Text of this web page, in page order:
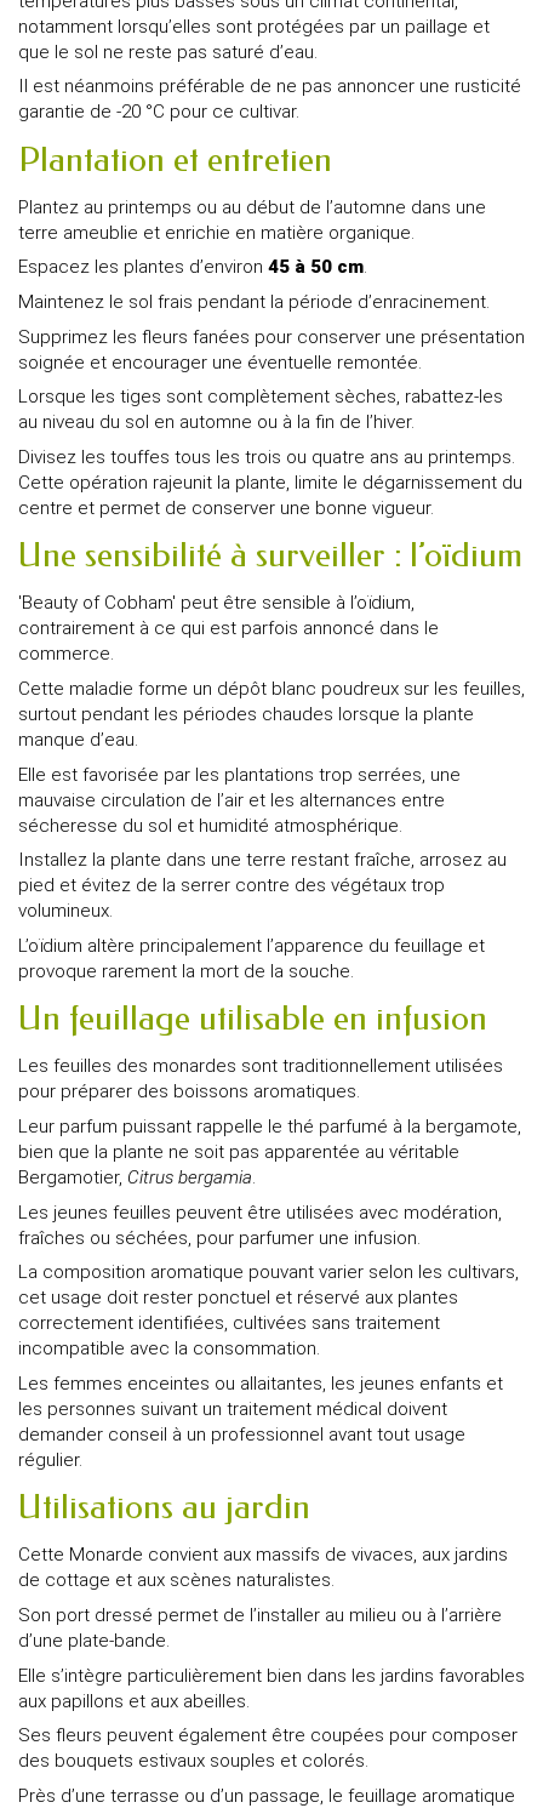
notamment lorsqu’elles sont protégées par un paillage et
que le sol ne reste pas saturé d’eau.
Il est néanmoins préférable de ne pas annoncer une rusticité
garantie de -20 °C pour ce cultivar.
Plantation et entretien
Plantez au printemps ou au début de l’automne dans une
terre ameublie et enrichie en matière organique.
Espacez les plantes d’environ 45 à 50 cm.
Maintenez le sol frais pendant la période d’enracinement.
Supprimez les fleurs fanées pour conserver une présentation
soignée et encourager une éventuelle remontée.
Lorsque les tiges sont complètement sèches, rabattez-les
au niveau du sol en automne ou à la fin de l’hiver.
Divisez les touffes tous les trois ou quatre ans au printemps.
Cette opération rajeunit la plante, limite le dégarnissement du
centre et permet de conserver une bonne vigueur.
Une sensibilité à surveiller : l’oïdium
'Beauty of Cobham' peut être sensible à l’oïdium,
contrairement à ce qui est parfois annoncé dans le
commerce.
Cette maladie forme un dépôt blanc poudreux sur les feuilles,
surtout pendant les périodes chaudes lorsque la plante
manque d’eau.
Elle est favorisée par les plantations trop serrées, une
mauvaise circulation de l’air et les alternances entre
sécheresse du sol et humidité atmosphérique.
Installez la plante dans une terre restant fraîche, arrosez au
pied et évitez de la serrer contre des végétaux trop
volumineux.
L’oïdium altère principalement l’apparence du feuillage et
provoque rarement la mort de la souche.
Un feuillage utilisable en infusion
Les feuilles des monardes sont traditionnellement utilisées
pour préparer des boissons aromatiques.
Leur parfum puissant rappelle le thé parfumé à la bergamote,
bien que la plante ne soit pas apparentée au véritable
Bergamotier, Citrus bergamia.
Les jeunes feuilles peuvent être utilisées avec modération,
fraîches ou séchées, pour parfumer une infusion.
La composition aromatique pouvant varier selon les cultivars,
cet usage doit rester ponctuel et réservé aux plantes
correctement identifiées, cultivées sans traitement
incompatible avec la consommation.
Les femmes enceintes ou allaitantes, les jeunes enfants et
les personnes suivant un traitement médical doivent
demander conseil à un professionnel avant tout usage
régulier.
Utilisations au jardin
Cette Monarde convient aux massifs de vivaces, aux jardins
de cottage et aux scènes naturalistes.
Son port dressé permet de l’installer au milieu ou à l’arrière
d’une plate-bande.
Elle s’intègre particulièrement bien dans les jardins favorables
aux papillons et aux abeilles.
Ses fleurs peuvent également être coupées pour composer
des bouquets estivaux souples et colorés.
Près d’une terrasse ou d’un passage, le feuillage aromatique